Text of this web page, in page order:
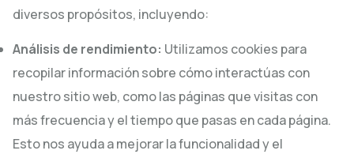
diversos propósitos, incluyendo:
Análisis de rendimiento: Utilizamos cookies para
recopilar información sobre cómo interactúas con
nuestro sitio web, como las páginas que visitas con
más frecuencia y el tiempo que pasas en cada página.
Esto nos ayuda a mejorar la funcionalidad y el